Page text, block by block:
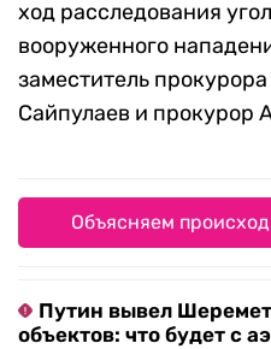
ход расследования
вооруженного
заместитель
Сайпулаев и прокурор
Объясняем
Путин вывел
объектов: что будет с